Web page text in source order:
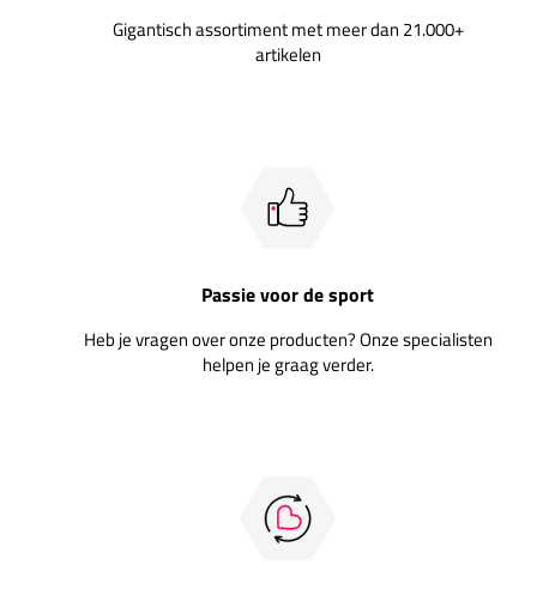
Gigantisch assortiment met meer dan 21.000+
artikelen
Passie voor de sport
Heb je vragen over onze producten? Onze specialisten
helpen je graag verder.